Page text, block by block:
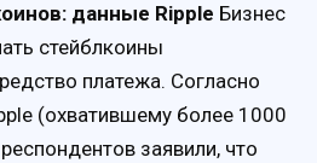
данные Ripple Бизнес
стейблкоины
платежа. Согласно
(охватившему более 1000
респондентов заявили, что